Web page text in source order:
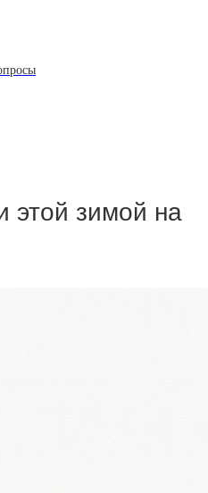
этой зимой на